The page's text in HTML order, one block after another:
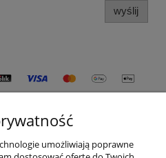
wyślij
konto
i dostawa
umożliwiają poprawne